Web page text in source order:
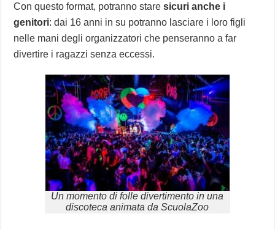
Con questo format, potranno staresicuri anche i
genitori: dai 16 anni in su potranno lasciare i loro figli
nelle mani degli organizzatori che penseranno a far
divertire i ragazzi senza eccessi.
Un momento di folle divertimento in una
discoteca animata da ScuolaZoo